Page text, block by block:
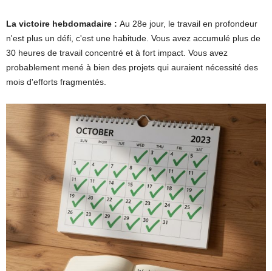
La victoire hebdomadaire : Au 28e jour, le travail en profondeur
n'est plus un défi, c'est une habitude. Vous avez accumulé plus de
30 heures de travail concentré et à fort impact. Vous avez
probablement mené à bien des projets qui auraient nécessité des
mois d'efforts fragmentés.